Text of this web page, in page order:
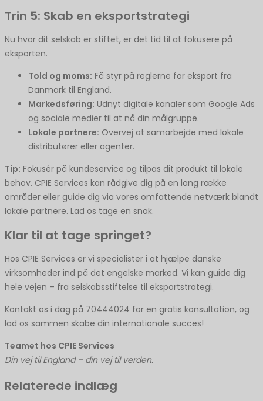
Trin 5: Skab en eksportstrategi
Nu hvor dit selskab er stiftet, er det tid til at fokusere på
eksporten.
Told og moms: Få styr på reglerne for eksport fra
Danmark til England.
Markedsføring: Udnyt digitale kanaler som Google Ads
og sociale medier til at nå din målgruppe.
Lokale partnere: Overvej at samarbejde med lokale
distributører eller agenter.
Tip: Fokusér på kundeservice og tilpas dit produkt til lokale
behov. CPIE Services kan rådgive dig på en lang række
områder eller guide dig via vores omfattende netværk blandt
lokale partnere. Lad os tage en snak.
Klar til at tage springet?
Hos CPIE Services er vi specialister i at hjælpe danske
virksomheder ind på det engelske marked. Vi kan guide dig
hele vejen – fra selskabsstiftelse til eksportstrategi.
Kontakt os i dag på 70444024 for en gratis konsultation, og
lad os sammen skabe din internationale succes!
Teamet hos CPIE Services
Din vej til England – din vej til verden.
Relaterede indlæg